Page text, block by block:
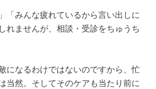
「みんな疲れているから言い出しに
れませんが、相談・受診をちゅうち
になるわけではないのですから、忙
当然。そしてそのケアも当たり前に